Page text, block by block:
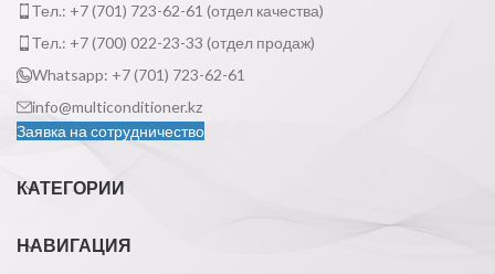
Тел.: +7 (701) 723-62-61 (отдел качества)
Тел.: +7 (700) 022-23-33 (отдел продаж)
Whatsapp: +7 (701) 723-62-61
info@multiconditioner.kz
Заявка на сотрудничество
КАТЕГОРИИ
НАВИГАЦИЯ